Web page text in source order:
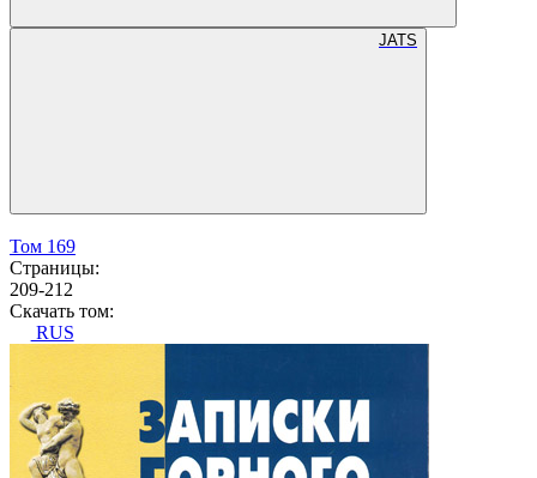
JATS
Том 169
Страницы:
209-212
Скачать том:
RUS